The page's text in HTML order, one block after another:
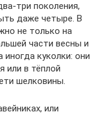
три поколения,
даже четыре. В
не только на
части весны и
иногда куколки: они
или в тёплой
шелковины.
или